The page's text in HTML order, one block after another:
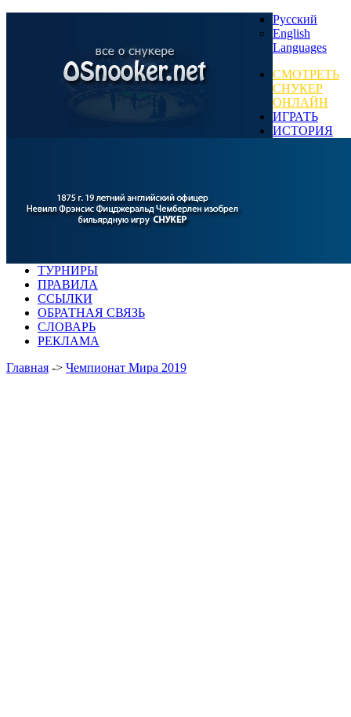
Русский
English
Languages
СМОТРЕТЬ
СНУКЕР
ОНЛАЙН
ИГРАТЬ
ИСТОРИЯ
ТУРНИРЫ
ПРАВИЛА
ССЫЛКИ
ОБРАТНАЯ СВЯЗЬ
СЛОВАРЬ
РЕКЛАМА
Главная -> Чемпионат Мира 2019